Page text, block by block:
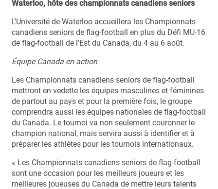
Waterloo, hôte des championnats canadiens seniors
L’Université de Waterloo accueillera les Championnats
canadiens seniors de flag-football en plus du Défi MU-16
de flag-football de l’Est du Canada, du 4 au 6 août.
Équipe Canada en action
Les Championnats canadiens seniors de flag-football
mettront en vedette les équipes masculines et féminines
de partout au pays et pour la première fois, le groupe
comprendra aussi les équipes nationales de flag-football
du Canada. Le tournoi va non seulement couronner le
champion national, mais servira aussi à identifier et à
préparer les athlètes pour les tournois internationaux.
« Les Championnats canadiens seniors de flag-football
sont une occasion pour les meilleurs joueurs et les
meilleures joueuses du Canada de mettre leurs talents